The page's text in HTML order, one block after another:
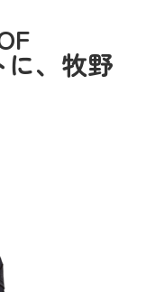
に、牧野